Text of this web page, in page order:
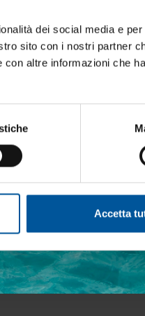
per la
e selezionate per chi
davvero a bordo.
dei social media e
sito con i nostri partner
altre informazioni che
Accetta